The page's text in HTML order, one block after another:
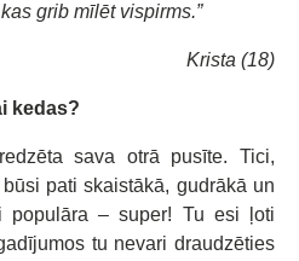
grib mīlēt vispirms.”
Krista (18)
kedas?
sava otrā pusīte. Tici,
pati skaistākā, gudrākā un
populāra – super! Tu esi ļoti
tu nevari draudzēties